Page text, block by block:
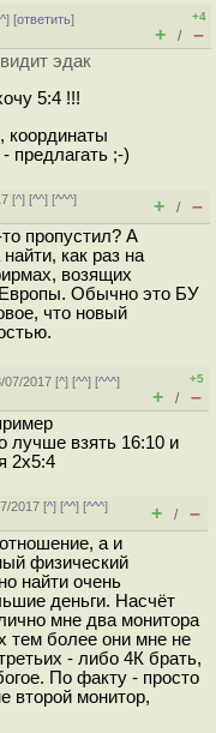
] [ответить]
+4
+ / –
эдак
5:4 !!!
координаты
предлагать ;-)
[^] [^^] [^^^]
+ / –
пропустил? А
как раз на
возящих
Обычно это БУ
что новый
07/2017 [^] [^^] [^^^]
+5
+ / –
лучше взять 16:10 и
2х5:4
2017 [^] [^^] [^^^]
+ / –
а и
физический
найти очень
деньги. Насчёт
мне два монитора
тем более они мне не
- либо 4К брать,
По факту - просто
второй монитор,